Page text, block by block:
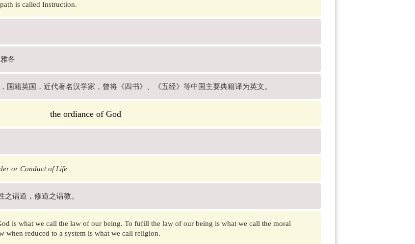
is called Instruction.
各
国籍英国，近代著名汉学家，曾将《四书》、《五经》等中国主要典籍译为英文。
the ordiance of God
or Conduct of Life
之谓道，修道之谓教。
is what we call the law of our being. To fufill the law of our being is what we call the moral
when reduced to a system is what we call religion.